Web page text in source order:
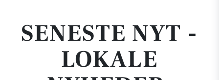
SENESTE NYT -
LOKALE